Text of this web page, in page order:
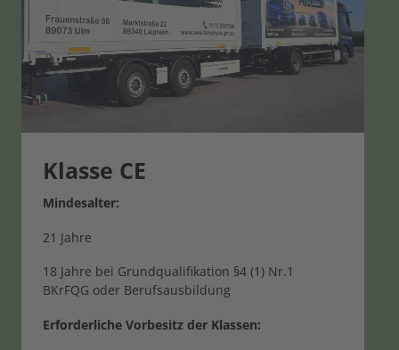
Klasse CE
Mindesalter:
21 Jahre
18 Jahre bei Grundqualifikation §4 (1) Nr.1
BKrFQG oder Berufsausbildung
Erforderliche Vorbesitz der Klassen: